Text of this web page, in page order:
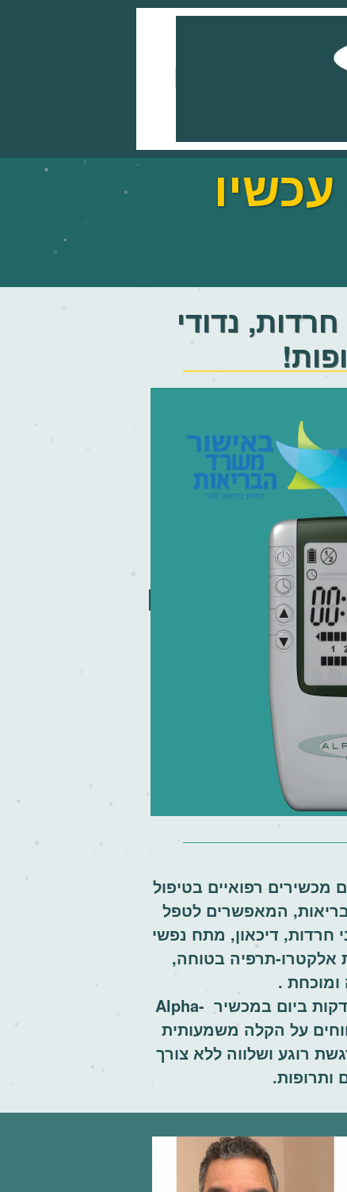
עכשיו
נדודי
מכשירים רפואיים בטיפול
המאפשרים לטפל
חרדות, דיכאון, מתח נפשי
אלקטרו-תרפיה בטוחה,
ומוכחת .
Alpha-
על הקלה משמעותית
רוגע ושלווה ללא צורך
ותרופות.